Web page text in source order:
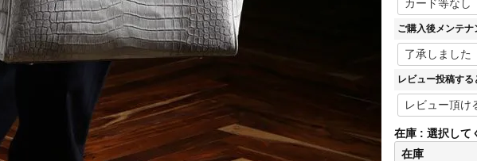
ご購入後メンテ
レビュー投稿す
在庫
選択して
在庫